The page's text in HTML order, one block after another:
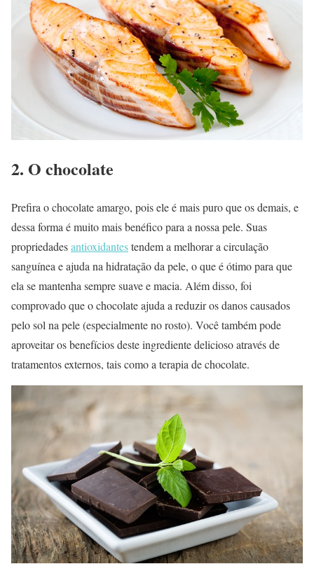
2. O chocolate
Prefira o chocolate amargo, pois ele é mais puro que os demais, e
dessa forma é muito mais benéfico para a nossa pele. Suas
propriedadesantioxidantestendem a melhorar a circulação
sanguínea e ajuda na hidratação da pele, o que é ótimo para que
ela se mantenha sempre suave e macia. Além disso, foi
comprovado que o chocolate ajuda a reduzir os danos causados
pelo sol na pele (especialmente no rosto). Você também pode
aproveitar os benefícios deste ingrediente delicioso através de
tratamentos externos, tais como a terapia de chocolate.